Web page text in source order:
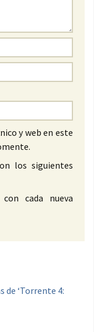
y web en este
los siguientes
cada nueva
‘Torrente 4: